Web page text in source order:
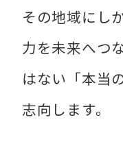
その地域にし
力を未来へつ
はない「本当
志向します。